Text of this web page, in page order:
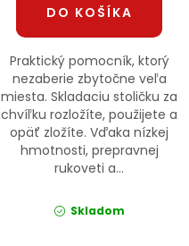
DO KOŠÍKA
Praktický pomocník, ktorý
nezaberie zbytočne veľa
miesta. Skladaciu stoličku za
chvíľku rozložíte, použijete a
opäť zložíte. Vďaka nízkej
hmotnosti, prepravnej
rukoveti a...
Skladom